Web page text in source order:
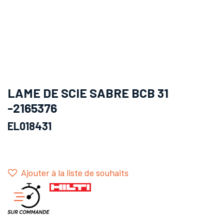
LAME DE SCIE SABRE BCB 31
-2165376
EL018431
Ajouter à la liste de souhaits